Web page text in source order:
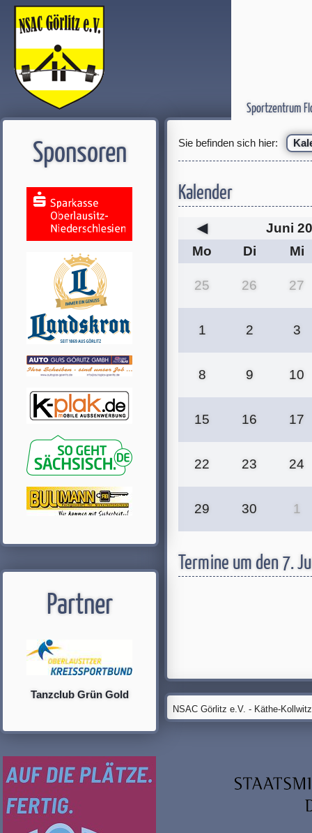
Sportzentrum
Sie befinden sich hier:
Kalender
◀
Juni
Mo
Di Mi
25 26 27
1 2 3
8 9 10
15 16 17
22 23 24
29 30 1
Termine um den 7.
NSAC Görlitz e.V. - Käthe-
Sponsoren
Partner
Tanzclub Grün Gold